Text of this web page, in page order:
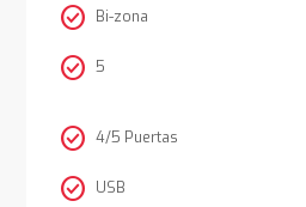
check_circle Bi-zona
check_circle 5
check_circle 4/5 Puertas
check_circle USB